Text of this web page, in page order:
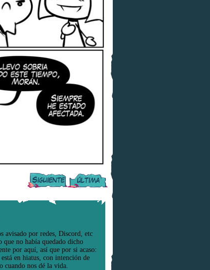
avisado por redes, Discord, etc
que no había quedado dicho
por aquí, así que por si acaso:
en hiatus, con intención de
cuando nos dé la vida.